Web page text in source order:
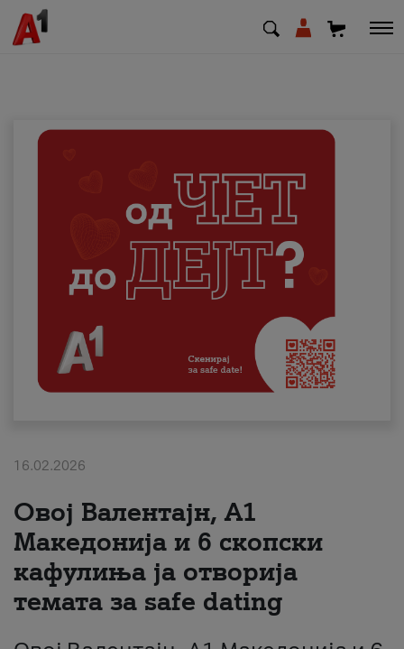
Деловни
Поддршка
Надополни кредит
Плати сметка
#ПодобарОнлајн
16.02.2026
Овој Валентајн, A1
Македонија и 6 скопски
кафулиња ја отворија
темата за safe dating